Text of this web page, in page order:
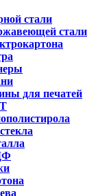
стали
стали
для печатей